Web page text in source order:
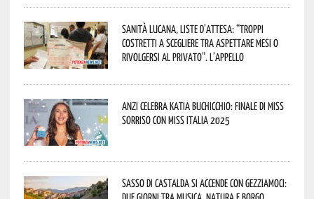
Sanità lucana, liste d’attesa: “Troppi
costretti a scegliere tra aspettare mesi o
rivolgersi al privato”. L’appello
Anzi celebra Katia Buchicchio: finale di Miss
Sorriso con Miss Italia 2025
Sasso di Castalda si accende con Gezziamoci: